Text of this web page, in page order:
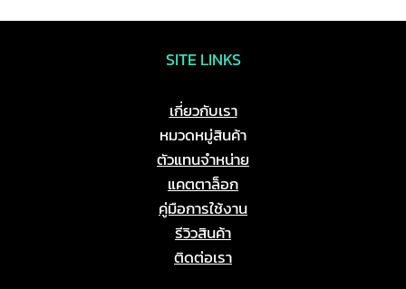
SITE LINKS
เกี่ยวกับเรา
หมวดหมู่สินค้า
ตัวแทนจำหน่าย
แคตตาล็อก
คู่มือการใช้งาน
รีวิวสินค้า
ติดต่อเรา